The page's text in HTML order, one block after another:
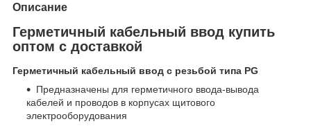
Описание
Герметичный кабельный ввод купить
оптом с доставкой
Герметичный кабельный ввод с резьбой типа PG
Предназначены для герметичного ввода-вывода
кабелей и проводов в корпусах щитового
электрооборудования